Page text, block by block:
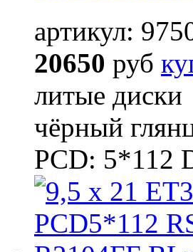
артикул:
20650 руб
литые диски
чёрный
PCD: 5*112